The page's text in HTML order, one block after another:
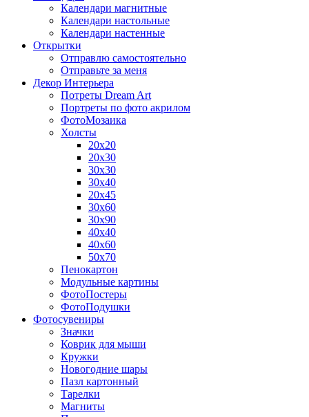
Календари магнитные
Календари настольные
Календари настенные
Открытки
Отправлю самостоятельно
Отправьте за меня
Декор Интерьера
Потреты Dream Art
Портреты по фото акрилом
ФотоМозаика
Холсты
20х20
20х30
30х30
30х40
20х45
30х60
30х90
40х40
40х60
50х70
Пенокартон
Модульные картины
ФотоПостеры
ФотоПодушки
Фотоcувениры
Значки
Коврик для мыши
Кружки
Новогодние шары
Пазл картонный
Тарелки
Магниты